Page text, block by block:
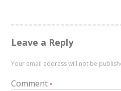
Leave a Reply
Your email address will not be
Comment*